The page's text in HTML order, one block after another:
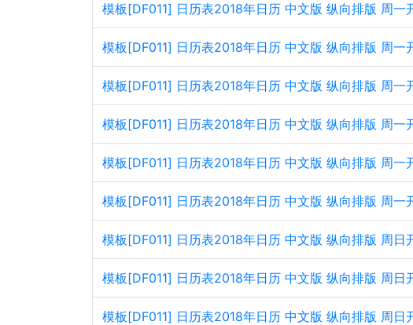
模板[DF011] 日历表2018年日历 中文版 纵向排版 周
模板[DF011] 日历表2018年日历 中文版 纵向排版 周一
模板[DF011] 日历表2018年日历 中文版 纵向排版 周一
模板[DF011] 日历表2018年日历 中文版 纵向排版 周一
模板[DF011] 日历表2018年日历 中文版 纵向排版 周一
模板[DF011] 日历表2018年日历 中文版 纵向排版 周一
模板[DF011] 日历表2018年日历 中文版 纵向排版 周日
模板[DF011] 日历表2018年日历 中文版 纵向排版 周日
模板[DF011] 日历表2018年日历 中文版 纵向排版 周